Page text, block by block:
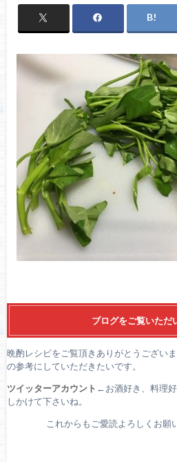
ブログをご覧いただ
晩酌レシピをご覧頂きありがとうござい
の参考にしていただきたいです。
ツイッターアカウント ←お酒好き、料理
しかけて下さいね。
これからもご愛読よろしくお